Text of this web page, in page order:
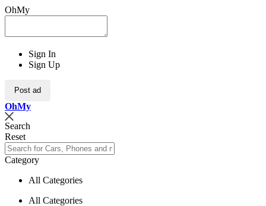
OhMy
Sign In
Sign Up
Post ad
OhMy
Search
Reset
Category
All Categories
All Categories